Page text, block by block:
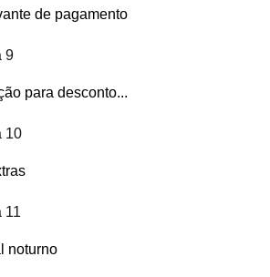
de pagamento
9
para desconto...
10
11
noturno